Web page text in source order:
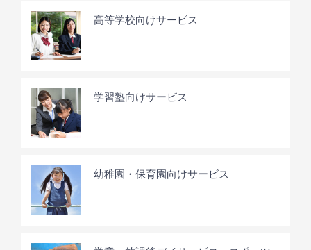
高等学校向けサービス
学習塾向けサービス
幼稚園・保育園向けサービス